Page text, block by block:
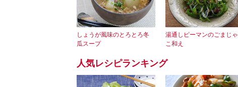
しょうが風味のとろとろ冬
瓜スープ
湯通しピーマンのごまじゃ
こ和え
人気レシピランキング